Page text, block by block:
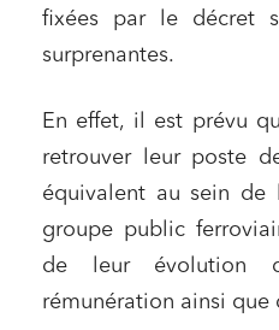
fixées par le décret
surprenantes.
En effet, il est prévu
retrouver leur poste
équivalent au sein de
groupe public
de leur évolution
rémunération ainsi que
Établissements financiers
Mobilité et transport
Droit du numérique,
Services publics et
Commande publique
Projets immobiliers